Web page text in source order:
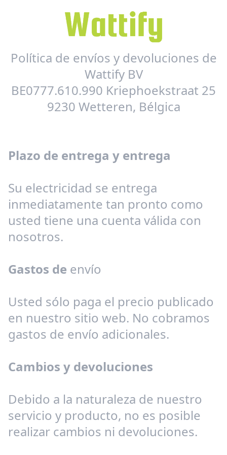
Política de envíos y devoluciones de
Wattify BV
BE0777.610.990 Kriephoekstraat 25
9230 Wetteren, Bélgica
Plazo de entrega y entrega
Su electricidad se entrega
inmediatamente tan pronto como
usted tiene una cuenta válida con
nosotros.
Gastos de envío
Usted sólo paga el precio publicado
en nuestro sitio web. No cobramos
gastos de envío adicionales.
Cambios y devoluciones
Debido a la naturaleza de nuestro
servicio y producto, no es posible
realizar cambios ni devoluciones.